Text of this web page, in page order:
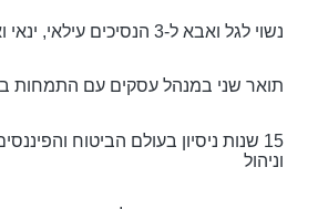
נשוי לגל ואבא ל-3 הנסיכים עילאי, ינאי וארי
תואר שני במנהל עסקים עם התמחות
15 שנות ניסיון בעולם הביטוח
וניהול